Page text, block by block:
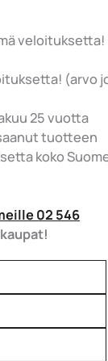
veloituksetta!
(arvo
25 vuotta
tuotteen
koko
02 546